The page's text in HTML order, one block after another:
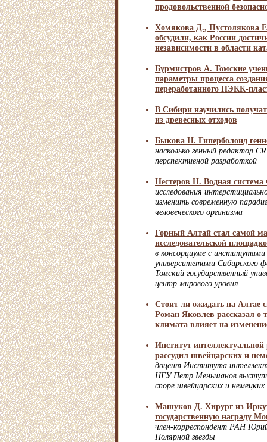
продовольственной
Хомякова Д., Пустолякова
обсудили, как России
независимости в области
Бурмистров А. Томские
параметры процесса
переработанного ПЭКК-
В Сибири научились
из древесных отходов
Быкова Н. Гиперболоид
насколько генный редактор
перспективной разработкой
Нестеров Н. Водная система
исследования
изменить современную
человеческого организма
Горный Алтай стал самой
исследовательской
в консорциуме с
университетами Сибирского
Томский государственный
центр мирового уровня
Стоит ли ожидать на Алтае
Роман Яковлев рассказал о
климата влияет на
Институт
рассудил швейцарских и
доцент Института
НГУ Петр Меньшанов
споре швейцарских и немецких
Машуков Д. Хирург из
государственную награду
член-корреспондент РАН
Полярной звезды